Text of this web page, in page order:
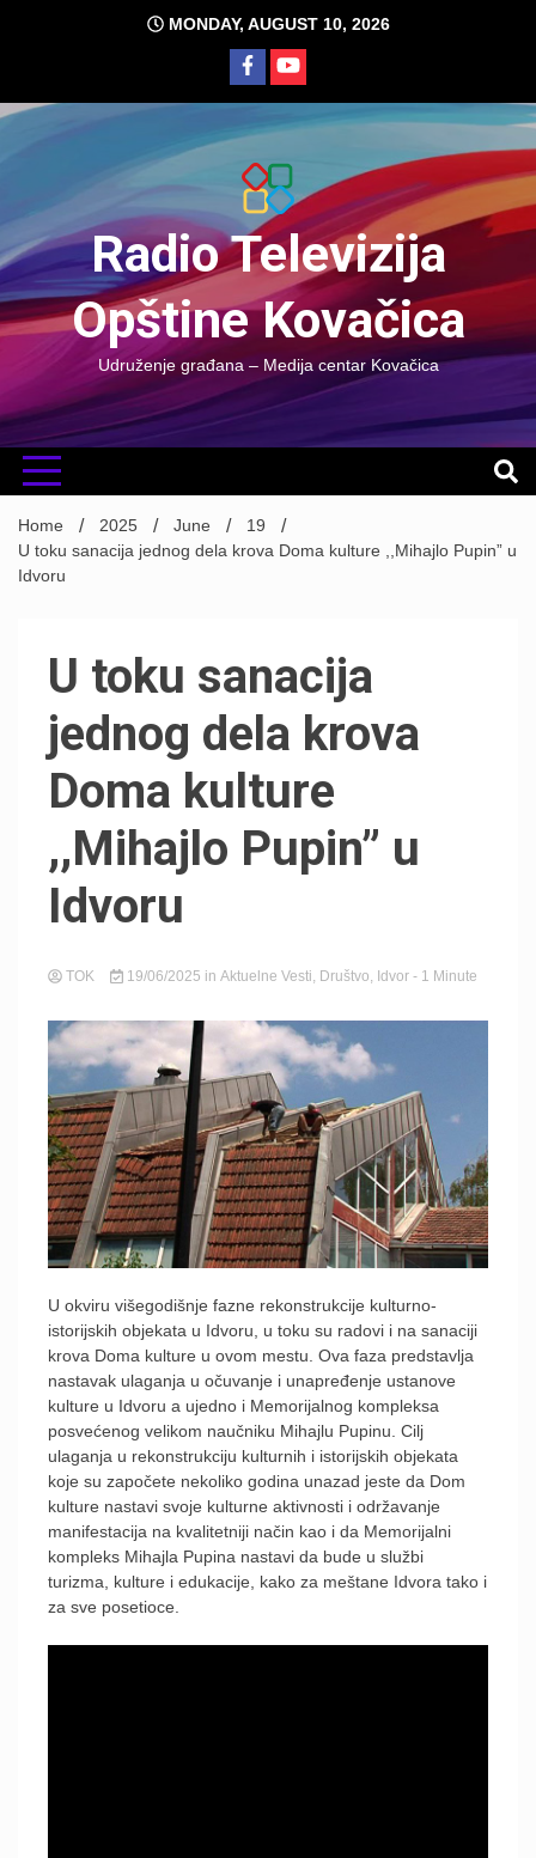
MONDAY, AUGUST 10, 2026
Radio Televizija
Opštine Kovačica
Udruženje građana – Medija centar Kovačica
Home 2025 June
19
U toku sanacija jednog dela krova Doma kulture ,,Mihajlo Pupin” u
Idvoru
U toku sanacija
jednog dela krova
Doma kulture
,,Mihajlo Pupin” u
Idvoru
TOK 19/06/2025 in Aktuelne Vesti, Društvo, Idvor - 1 Minute
U okviru višegodišnje fazne rekonstrukcije kulturno-
istorijskih objekata u Idvoru, u toku su radovi i na sanaciji
krova Doma kulture u ovom mestu. Ova faza predstavlja
nastavak ulaganja u očuvanje i unapređenje ustanove
kulture u Idvoru a ujedno i Memorijalnog kompleksa
posvećenog velikom naučniku Mihajlu Pupinu. Cilj
ulaganja u rekonstrukciju kulturnih i istorijskih objekata
koje su započete nekoliko godina unazad jeste da Dom
kulture nastavi svoje kulturne aktivnosti i održavanje
manifestacija na kvalitetniji način kao i da Memorijalni
kompleks Mihajla Pupina nastavi da bude u službi
turizma, kulture i edukacije, kako za meštane Idvora tako i
za sve posetioce.